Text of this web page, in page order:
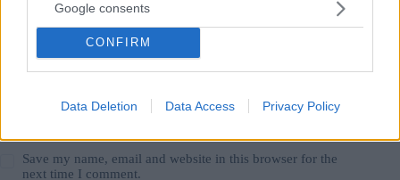
Google consents
CONFIRM
Data Deletion Data Access Privacy Policy
Add Comment *
Save my name, email and website in this browser for the
next time I comment.